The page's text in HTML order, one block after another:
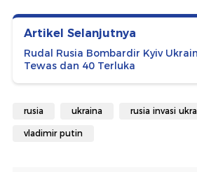
Artikel Selanjutnya
Rudal Rusia Bombardir Kyiv
Tewas dan 40 Terluka
rusia ukraina rusia invasi
vladimir putin